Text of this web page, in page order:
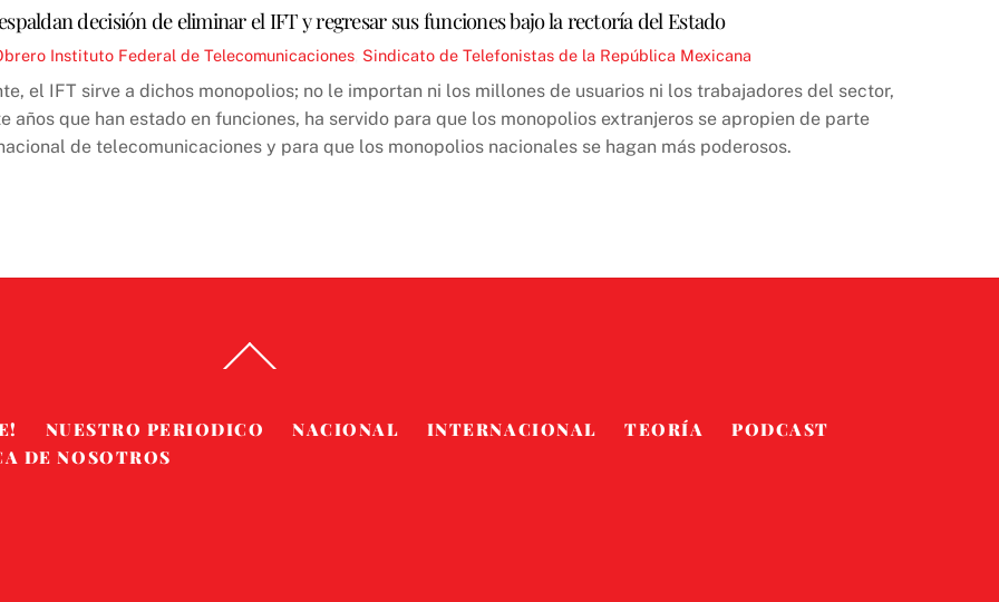
decisión de eliminar el IFT y regresar sus funciones bajo la rectoría del Estado
Instituto Federal de Telecomunicaciones Sindicato de Telefonistas de la República Mexicana
el IFT sirve a dichos monopolios; no le importan ni los millones de usuarios ni los trabajadores del sector,
años que han estado en funciones, ha servido para que los monopolios extranjeros se apropien de parte
de telecomunicaciones y para que los monopolios nacionales se hagan más poderosos.
To
NUESTRO PERIODICO NACIONAL INTERNACIONAL TEORÍA
PODCAST
DE NOSOTROS